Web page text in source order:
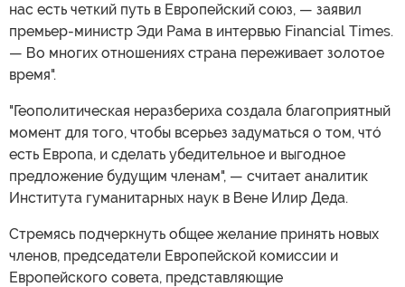
нас есть четкий путь в Европейский союз, — заявил
премьер-министр Эди Рама в интервью Financial Times.
— Во многих отношениях страна переживает золотое
время".
"Геополитическая неразбериха создала благоприятный
момент для того, чтобы всерьез задуматься о том, чтó
есть Европа, и сделать убедительное и выгодное
предложение будущим членам", — считает аналитик
Института гуманитарных наук в Вене Илир Деда.
Стремясь подчеркнуть общее желание принять новых
членов, председатели Европейской комиссии и
Европейского совета, представляющие